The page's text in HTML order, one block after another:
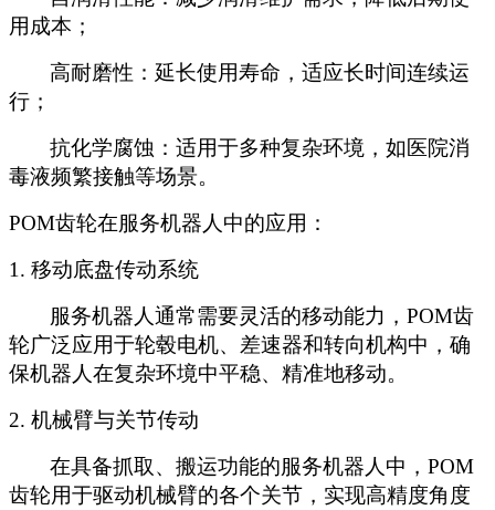
用成本；
高耐磨性：延长使用寿命，适应长时间连续运
行；
抗化学腐蚀：适用于多种复杂环境，如医院消
毒液频繁接触等场景。
POM齿轮在服务机器人中的应用 ：
1. 移动底盘传动系统
服务机器人通常需要灵活的移动能力， POM齿
轮广泛应用于轮毂电机、差速器和转向机构中，确
保机器人在复杂环境中平稳、精准地移动。
2. 机械臂与关节传动
在具备抓取、搬运功能的服务机器人中， POM
齿轮用于驱动机械臂的各个关节，实现高精度角度